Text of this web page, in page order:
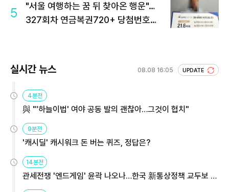
5
"서울 여행하는 꿈 뒤 찾아온 행운"…
327회차 연금복권720+ 당첨번호조
실시간 뉴스 08.08 16:05 UPDATE
4분전
與 "'하늘이법' 여야 공동 발의 괜찮아…그것이 협치"
9분전
'캐시딜' 캐시워크 돈 버는 퀴즈, 정답은?
14분전
관세전쟁 '엔드게임' 윤곽 나오나…한국 新통상정책 교두보 활
용해야